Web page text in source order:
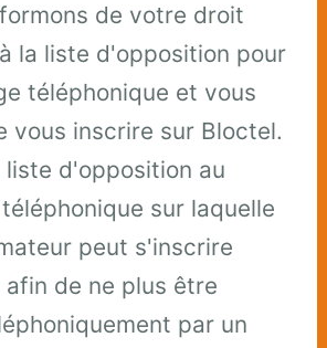
de votre droit
la liste d'opposition pour
téléphonique et vous
vous inscrire sur Bloctel.
d'opposition au
sur laquelle
peut s'inscrire
de ne plus être
par un